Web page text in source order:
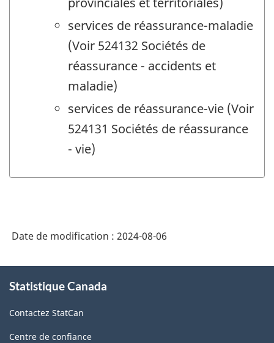
services de réassurance-maladie
(Voir 524132 Sociétés de
réassurance - accidents et
maladie)
services de réassurance-vie (Voir
524131 Sociétés de réassurance
- vie)
Date de modification : 2024-08-06
propos
ce
site
Statistique Canada
Contactez StatCan
Centre de confiance